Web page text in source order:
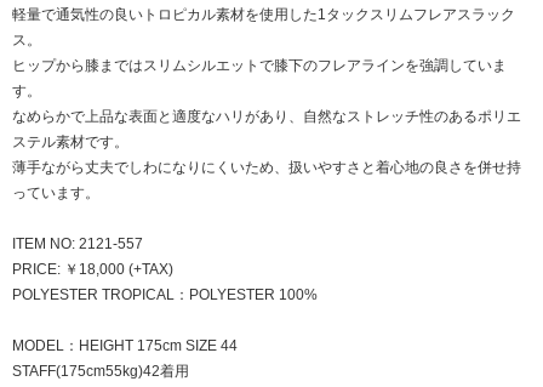
軽量で通気性の良いトロピカル素材を使用した1タックスリムフレアスラック
ス。
ヒップから膝まではスリムシルエットで膝下のフレアラインを強調していま
す。
なめらかで上品な表面と適度なハリがあり、自然なストレッチ性のあるポリエ
ステル素材です。
薄手ながら丈夫でしわになりにくいため、扱いやすさと着心地の良さを併せ持
っています。
ITEM NO: 2121-557
PRICE: ￥18,000 (+TAX)
POLYESTER TROPICAL：POLYESTER 100%
MODEL：HEIGHT 175cm SIZE 44
STAFF(175cm55kg)42着用